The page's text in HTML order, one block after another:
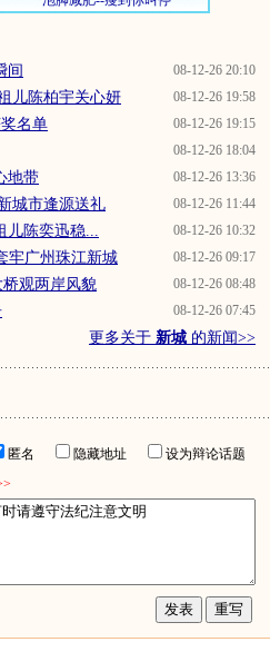
08-12-26 20:10
间
08-12-26 19:58
儿陈柏宇关心妍
08-12-26 19:15
名单
08-12-26 18:04
08-12-26 13:36
地带
08-12-26 11:44
城市逢源送礼
08-12-26 10:32
陈奕迅稳...
08-12-26 09:17
牢广州珠江新城
08-12-26 08:48
观两岸风貌
08-12-26 07:45
更多关于 新城 的新闻>>
匿名 隐藏地址
设为辩论话题